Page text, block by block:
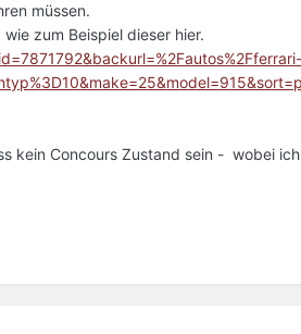
müssen.
zum Beispiel dieser hier.
kein Concours Zustand sein - wobei ich